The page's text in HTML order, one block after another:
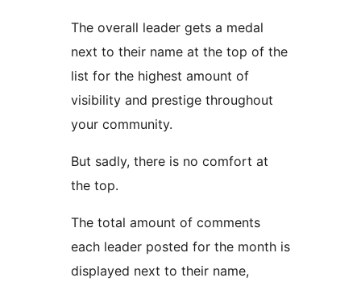
The overall leader gets a medal
next to their name at the top of the
list for the highest amount of
visibility and prestige throughout
your community.
But sadly, there is no comfort at
the top.
The total amount of comments
each leader posted for the month is
displayed next to their name,